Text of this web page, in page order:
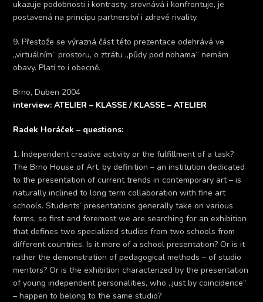
ukazuje podobnosti i kontrasty, srovnává i konfrontuje, je
postavená na principu partnerství i zdravé rivality.
9. Přestože se výrazná část této prezentace odehrává ve
„virtuálním“ prostoru, o ztrátu „půdy pod nohama“ nemám
obavy. Platí to i obecně.
Brno, Duben 2004
interview: ATELIER – KLASSE / KLASSE – ATELIER
Radek Horáček – questions:
1. Independent creative activity or the fulfillment of a task?
The Brno House of Art, by definition – an institution dedicated
to the presentation of current trends in contemporary art – is
naturally inclined to long term collaboration with fine art
schools. Students‘ presentations generally take on various
forms, so first and foremost we are searching for an exhibition
that defines two specialized studios from two schools from
different countries. Is it more of a school presentation? Or is it
rather the demonstration of pedagogical methods – of studio
mentors? Or is the exhibition characterized by the presentation
of young independent personalities, who „just by coincidence“
– happen to belong to the same studio?